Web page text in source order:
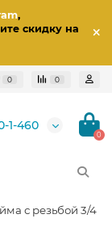
,
скидку на
0 0
1-460
0
с резьбой 3/4